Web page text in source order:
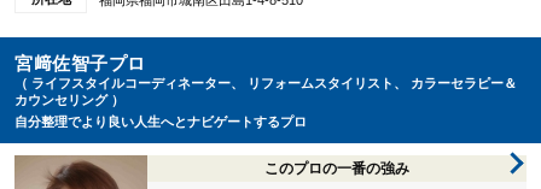
宮﨑佐智子プロ
（ ライフスタイルコーディネーター、 リフォームスタイリスト、 カラーセラピー＆
カウンセリング ）
自分整理でより良い人生へとナビゲートするプロ
このプロの一番の強み